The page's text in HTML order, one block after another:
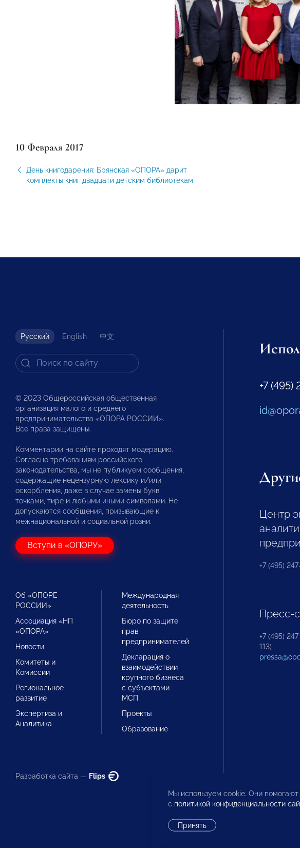
10 Февраля 2017
День книгодарения: Брянская «ОПОРА» дарит
комплекты книг двадцати детским библиотекам
Русский English 中文
© 2023 Общероссийская общественная
организация малого и среднего
предпринимательства «ОПОРА РОССИИ».
Все права защищены.
Комментарии на сайте проходят модерацию.
Согласно требованиям российского
законодательства, мы не публикуем сообщения,
содержащие нецензурную лексику и/или
оскорбления, даже в случае замены букв
точками, тире и любыми иными символами. Не
допускаются сообщения, призывающие к
межнациональной и социальной розни.
Вступи в «ОПОРУ»
Об «ОПОРЕ
РОССИИ»
Ассоциация «НП
«ОПОРА»
Новости
Комитеты и
Комиссии
Региональное
развитие
Экспертиза и
Аналитика
Международная
деятельность
Бюро по защите
прав
предпринимателей
Декларация о
взаимодействии
крупного бизнеса
с субъектами
МСП
Проекты
Образование
Разработка сайта — Flips
+7 (495)
Центр
+7 (495)
Пресс-
+7 (495) 247
113)
Мы используем cookie. Они помогают
с политикой конфиденциальности
Принять